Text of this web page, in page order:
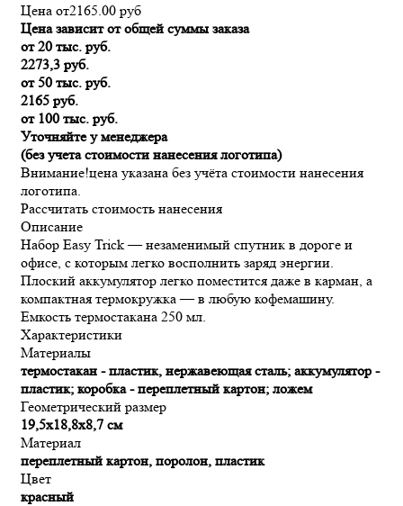
Цена от2165.00 руб
Цена зависит от общей суммы заказа
от 20 тыс. руб.
2273,3 руб.
от 50 тыс. руб.
2165 руб.
от 100 тыс. руб.
Уточняйте у менеджера
(без учета стоимости нанесения логотипа)
Внимание!цена указана без учёта стоимости нанесения
логотипа.
Рассчитать стоимость нанесения
Описание
Набор Easy Trick — незаменимый спутник в дороге и
офисе, с которым легко восполнить заряд энергии.
Плоский аккумулятор легко поместится даже в карман, а
компактная термокружка — в любую кофемашину.
Емкость термостакана 250 мл.
Характеристики
Материалы
термостакан - пластик, нержавеющая сталь; аккумулятор -
пластик; коробка - переплетный картон; ложем
Геометрический размер
19,5х18,8х8,7 см
Материал
переплетный картон, поролон, пластик
Цвет
красный